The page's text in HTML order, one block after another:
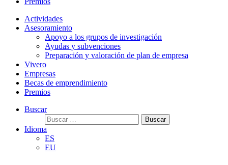
Actividades
Asesoramiento
Apoyo a los grupos de investigación
Ayudas y subvenciones
Preparación y valoración de plan de empresa
Vivero
Empresas
Becas de emprendimiento
Premios
Buscar
Buscar:
Idioma
ES
EU